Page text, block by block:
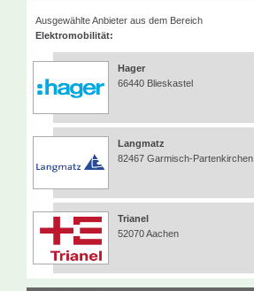
Ausgewählte Anbieter aus dem Bereich
Elektromobilität:
Hager
66440 Blieskastel
Langmatz
82467 Garmisch-Partenkirchen
Trianel
52070 Aachen